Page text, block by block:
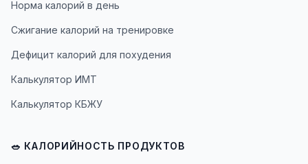
Норма калорий в день
Сжигание калорий на тренировке
Дефицит калорий для похудения
Калькулятор ИМТ
Калькулятор КБЖУ
🥗 КАЛОРИЙНОСТЬ ПРОДУКТОВ